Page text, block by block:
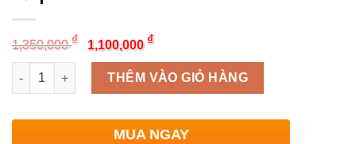
1,350,000₫
Original
price
was:
1,350,000 ₫.
1,100,000 ₫Current
is:
1,100,000 ₫.
Quantity
THÊM VÀO GIỎ HÀNG
MUA NGAY